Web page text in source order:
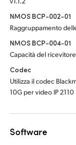
NMOS BCP-002-01
Raggruppamento
NMOS BCP-004-01
Capacità del ricevitore
Codec
Utilizza il codec
10G per video IP 2110
Software